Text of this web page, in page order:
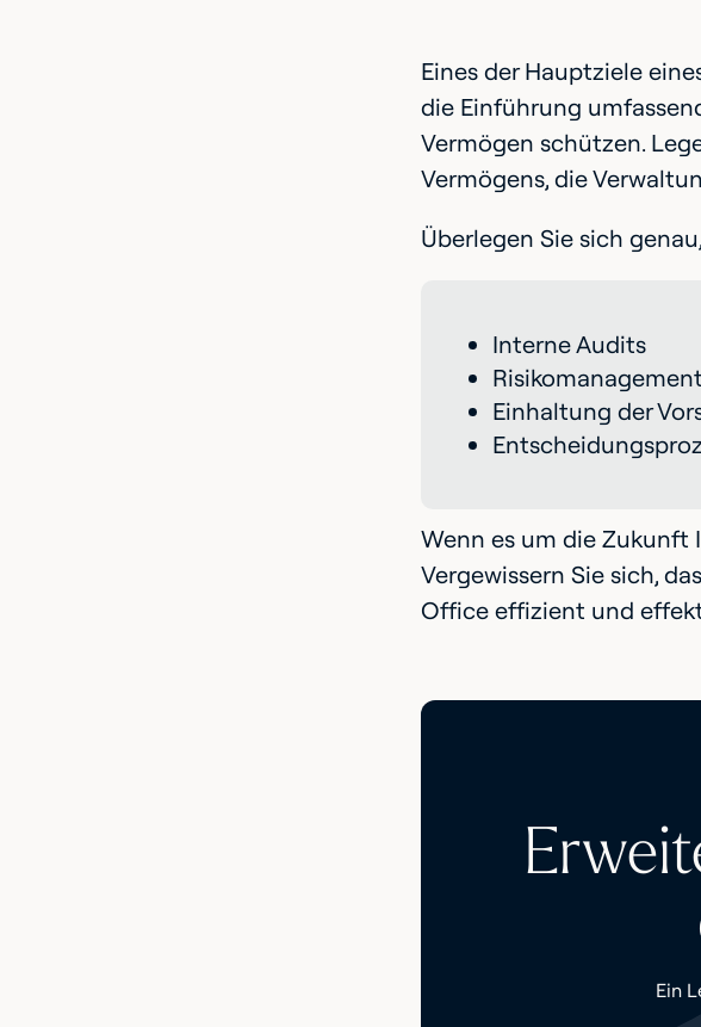
Eines der Hauptziele
die Einführung
Vermögen schützen.
Vermögens, die
Überlegen Sie sich
Interne Audits
Risikomanagement
Einhaltung der
Wenn es um die Zukunft
Vergewissern Sie sich,
Office effizient und
Ein